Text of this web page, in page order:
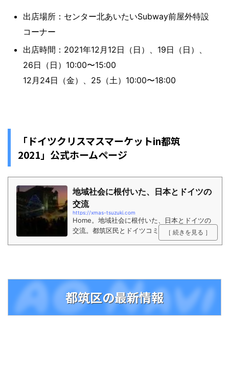
出店場所：センター北あいたいSubway前屋外特設
コーナー
出店時間：2021年12月12日（日）、19日（日）、
26日（日）10:00〜15:00
12月24日（金）、25（土）10:00〜18:00
「ドイツクリスマスマーケットin都筑
2021」公式ホームページ
地域社会に根付いた、日本とドイツの
交流
https://xmas-tsuzuki.com
Home。地域社会に根付いた、日本とドイツの
交流。都筑区民とドイツコミュニティ（在住ド
イツ人やドイツ学園、ドイツ系企業など）の相
［ 続きを見る ］
都筑区の最新情報